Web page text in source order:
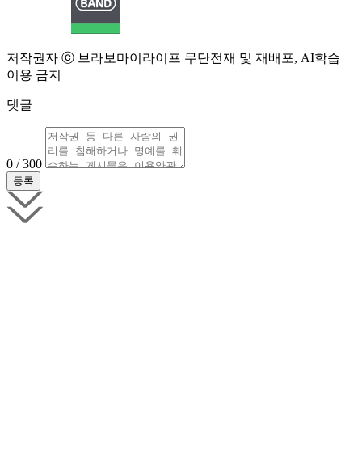
저작권자 ⓒ 브라보마이라이프 무단전재 및 재배포, AI학습
이용 금지
댓글
0 / 300